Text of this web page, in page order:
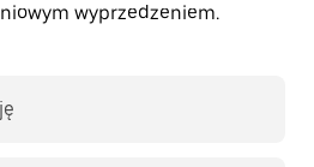
wyprzedzeniem.